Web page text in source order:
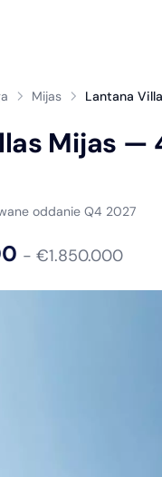
Mijas Lantana
Mijas —
oddanie Q4 2027
- €1.850.000